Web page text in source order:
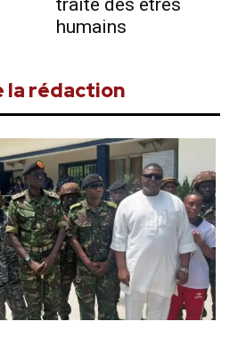
traite des êtres
humains
la rédaction